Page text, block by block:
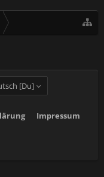
[Du]
Impressum